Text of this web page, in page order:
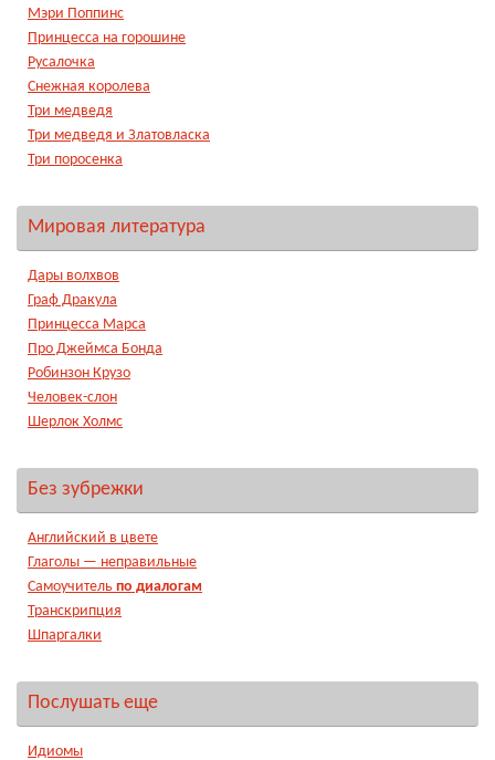
Мэри Поппинс
Принцесса на горошине
Русалочка
Снежная королева
Три медведя
Три медведя и Златовласка
Три поросенка
Мировая литература
Дары волхвов
Граф Дракула
Принцесса Марса
Про Джеймса Бонда
Робинзон Крузо
Человек-слон
Шерлок Холмс
Без зубрежки
Английский в цвете
Глаголы — неправильные
Самоучитель по диалогам
Транскрипция
Шпаргалки
Послушать еще
Идиомы